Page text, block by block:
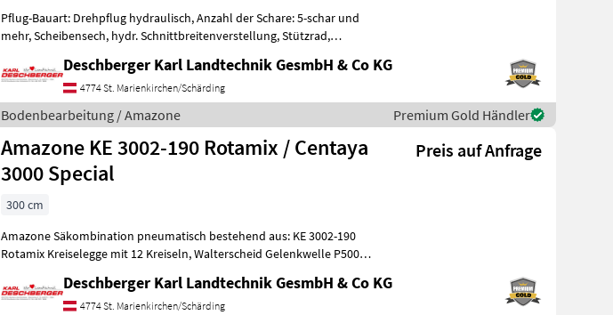
Pflug-Bauart: Drehpflug hydraulisch, Anzahl der Schare: 5-schar und
mehr, Scheibensech, hydr. Schnittbreitenverstellung, Stützrad,
Deschberger Karl Landtechnik GesmbH & Co KG
4774 St. Marienkirchen/Schärding
Bodenbearbeitung / Amazone Premium Gold Händler
Amazone KE 3002-190 Rotamix / Centaya
3000 Special
Preis auf Anfrage
300 cm
Amazone Säkombination pneumatisch bestehend aus: KE 3002-190
Rotamix Kreiselegge mit 12 Kreiseln, Walterscheid Gelenkwelle P500
Deschberger Karl Landtechnik GesmbH & Co KG
4774 St. Marienkirchen/Schärding